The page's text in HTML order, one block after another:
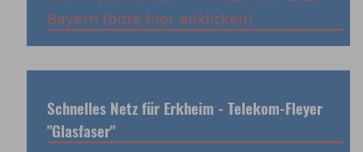
Bayern (bitte hier anklicken)
Schnelles Netz für Erkheim - Telekom-Fleyer
"Glasfaser"